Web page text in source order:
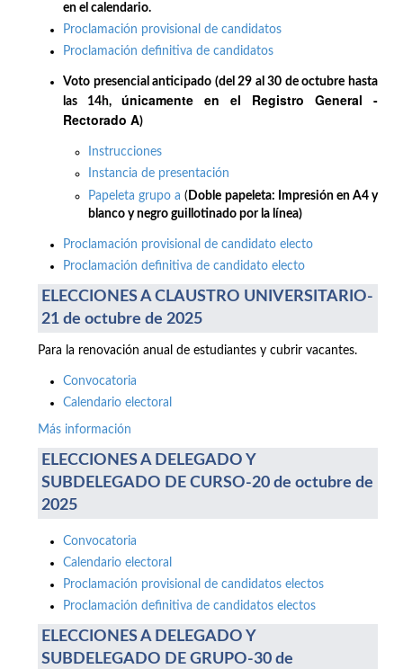
en el calendario.
Proclamación provisional de candidatos
Proclamación definitiva de candidatos
Voto presencial anticipado (del 29 al 30 de octubre hasta
las 14h, únicamente en el Registro General -
Rectorado A)
Instrucciones
Instancia de presentación
Papeleta grupo a( Doble papeleta: Impresión en A4 y
blanco y negro guillotinado por la línea)
Proclamación provisional de candidato electo
Proclamación definitiva de candidato electo
ELECCIONES A CLAUSTRO UNIVERSITARIO-
21 de octubre de 2025
Para la renovación anual de estudiantes y cubrir vacantes.
Convocatoria
Calendario electoral
Más información
ELECCIONES A DELEGADO Y
SUBDELEGADO DE CURSO-20 de octubre de
2025
Convocatoria
Calendario electoral
Proclamación provisional de candidatos electos
Proclamación definitiva de candidatos electos
ELECCIONES A DELEGADO Y
SUBDELEGADO DE GRUPO-30 de